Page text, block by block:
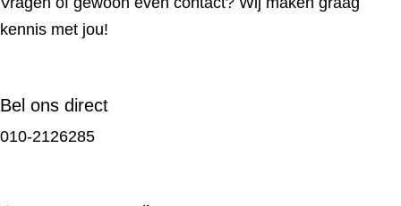
kennis met jou!
Bel ons direct
010-2126285